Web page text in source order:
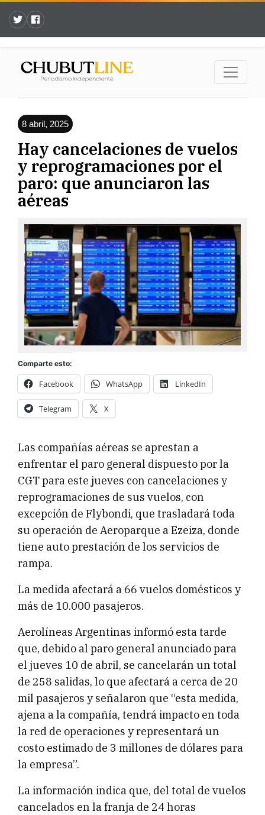
8 abril, 2025
Hay cancelaciones de vuelos
y reprogramaciones por el
paro: que anunciaron las
aéreas
Comparte esto:
Facebook WhatsApp LinkedIn
Telegram X
Las compañías aéreas se aprestan a
enfrentar el paro general dispuesto por la
CGT para este jueves con cancelaciones y
reprogramaciones de sus vuelos, con
excepción de Flybondi, que trasladará toda
su operación de Aeroparque a Ezeiza, donde
tiene auto prestación de los servicios de
rampa.
La medida afectará a 66 vuelos domésticos y
más de 10.000 pasajeros.
Aerolíneas Argentinas informó esta tarde
que, debido al paro general anunciado para
el jueves 10 de abril, se cancelarán un total
de 258 salidas, lo que afectará a cerca de 20
mil pasajeros y señalaron que “esta medida,
ajena a la compañía, tendrá impacto en toda
la red de operaciones y representará un
costo estimado de 3 millones de dólares para
la empresa”.
La información indica que, del total de vuelos
cancelados en la franja de 24 horas